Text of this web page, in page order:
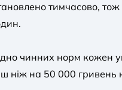
тимчасово,
чинних норм кожен
ніж на 50 000 гривень